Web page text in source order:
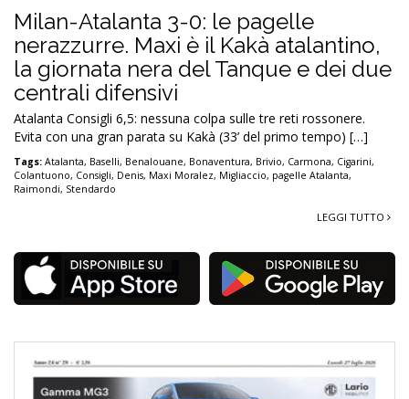
Milan-Atalanta 3-0: le pagelle
nerazzurre. Maxi è il Kakà atalantino,
la giornata nera del Tanque e dei due
centrali difensivi
Atalanta Consigli 6,5: nessuna colpa sulle tre reti rossonere.
Evita con una gran parata su Kakà (33’ del primo tempo) […]
Tags: Atalanta, Baselli, Benalouane, Bonaventura, Brivio, Carmona, Cigarini,
Colantuono, Consigli, Denis, Maxi Moralez, Migliaccio, pagelle Atalanta,
Raimondi, Stendardo
LEGGI TUTTO